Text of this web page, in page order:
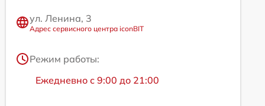
ул. Ленина, 3
Адрес сервисного центра iconBIT
Режим работы:
Ежедневно с 9:00 до 21:00